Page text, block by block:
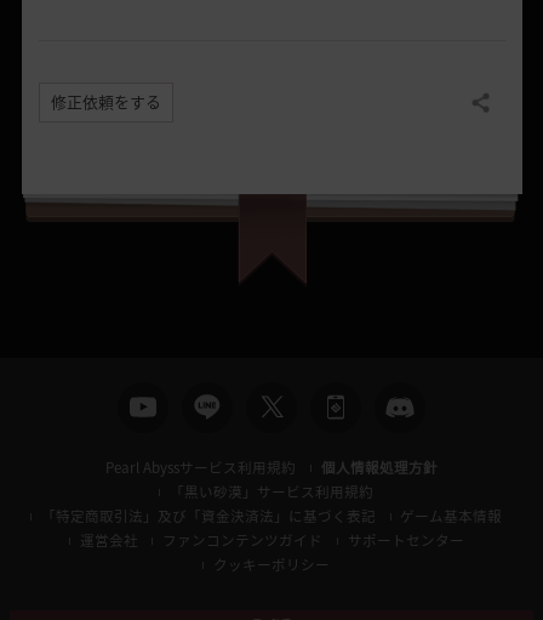
修正依頼をする 共有する
Pearl Abyssサービス利用規約
個人情報処理方針
「黒い砂漠」サービス利用規約
「特定商取引法」及び「資金決済法」に基づく表記
ゲーム基本情報
運営会社
ファンコンテンツガイド
サポートセンター
クッキーポリシー